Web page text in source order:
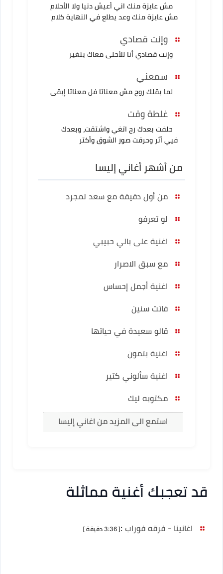
مش عايزة منك اني أعيش دنيا ولا الأحلام
مش عايزة منك وعد يطلع في النهاية كلام
وإنت قصادي
وإنت قصادي أنا للأحلى معاك بتغير
سمعني
لما بقلك روح مش معناتا فل معناتا إبقى
غلطة وقت
حلفت بعدك رح اتغي واشتقت، وبعدك
فيي أثر وحرقت صور الشوق وأكتر
من أشهر أغاني إليسا
من أول دقيقة مع سعد لمجرد
لو تعرفو
اغنية على بالي حبيبي
مع سبق الاصرار
اغنية أجمل إحساس
فاتت سنين
قالو سعيدة في حياتها
اغنية بتمون
اغنية سألوني كتير
مكتوبه ليك
استمع الى المزيد من اغاني إليسا
قد تعجبك أغنية مماثلة
اغانينا - فرقه فوراب :[ 3:36 دقيقة ]